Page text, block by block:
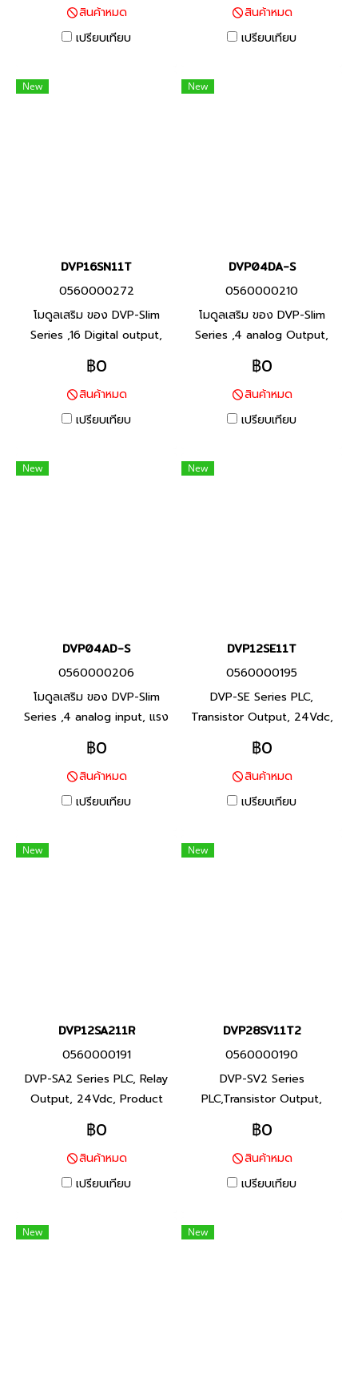
ซี แบรนด์ เดลต้า สินค้าแบรนด์
ไต้หวัน
สินค้าหมด
เปรียบเทียบ
เดลต้า สินค้าแบรนด์ ไต้หวัน
สินค้าหมด
เปรียบเทียบ
New
DVP16SN11T
0560000272
โมดูลเสริม ของ DVP-Slim
Series ,16 Digital output,
เอาต์พุต ทรานซิสเตอร์,
Product P/N: DVP16SN11T พี
แอลซี แบรนด์ เดลต้า สินค้า
แบรนด์ ไต้หวัน
฿0
สินค้าหมด
เปรียบเทียบ
New
DVP04DA-S
0560000210
โมดูลเสริม ของ DVP-Slim
Series ,4 analog Output,
แรงดัน (0V ถึง +10V) /
กระแส (0 mA ถึง +20 mA)
Product P/N: DVP04DA-S พี
แอลซี แบรนด์ เดลต้า สินค้า
฿0
สินค้าหมด
เปรียบเทียบ
New
DVP04AD-S
0560000206
โมดูลเสริม ของ DVP-Slim
Series ,4 analog input, แรง
ดัน (-10V ถึง +10V) / กระแส
(-20 mA ถึง +20 mA)
Product P/N: DVP04AD-S พี
แอลซี แบรนด์ เดลต้า สินค้า
฿0
สินค้าหมด
เปรียบเทียบ
New
DVP12SE11T
0560000195
DVP-SE Series PLC,
Transistor Output, 24Vdc,
Product P/N: DVP12SE11T
I/O Points 12, Program
Capacity 16K steps, Built-in
RS-232 and RS-485 Ports ซี
฿0
สินค้าหมด
เปรียบเทียบ
New
DVP12SA211R
0560000191
DVP-SA2 Series PLC, Relay
Output, 24Vdc, Product
P/N: DVP12SA211R I/O
Points 12, Program Capacity
16K steps, Built-in RS-232
and RS-485 Ports ซีรีส์ DVP-
฿0
สินค้าหมด
เปรียบเทียบ
New
DVP28SV11T2
0560000190
DVP-SV2 Series
PLC,Transistor Output,
24Vdc, Product P/N:
DVP28SV11T2 I/O Points
28, Program Capacity 30K
steps, Built-in RS-232 and
฿0
สินค้าหมด
เปรียบเทียบ
New New